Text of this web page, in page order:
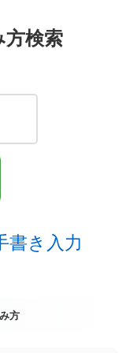
方検索
書き入力
方